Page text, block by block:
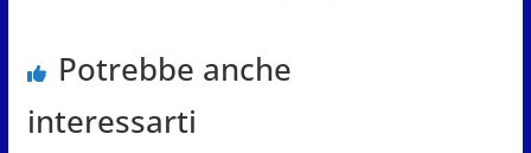
Potrebbe anche
interessarti